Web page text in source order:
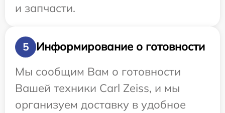
и запчасти.
5
Информирование о готовности
Мы сообщим Вам о готовности
Вашей техники Carl Zeiss, и мы
организуем доставку в удобное